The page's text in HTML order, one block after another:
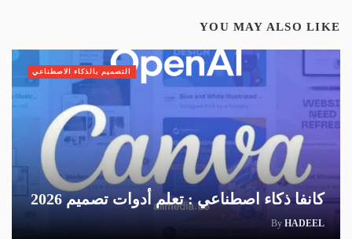
YOU MAY ALSO LIKE
كانفا ذكاء اصطناعي : تعلم أدوات تصميم 2026
By HADEEL
التصميم بالذكاء الاصطناعي